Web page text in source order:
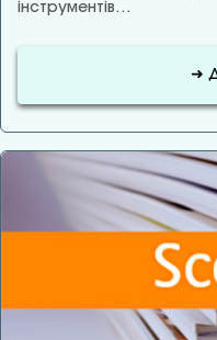
інструментів…
➜